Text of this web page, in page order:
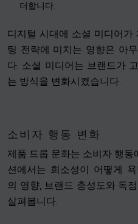
더합니다.
디지털 시대에 소셜 미디어가
팅 전략에 미치는 영향은 아
다. 소셜 미디어는 브랜드가
는 방식을 변화시켰습니다.
소비자 행동 변화
제품 드롭 문화는 소비자 행동
션에서는 희소성이 어떻게
의 영향, 브랜드 충성도와 독
살펴봅니다.